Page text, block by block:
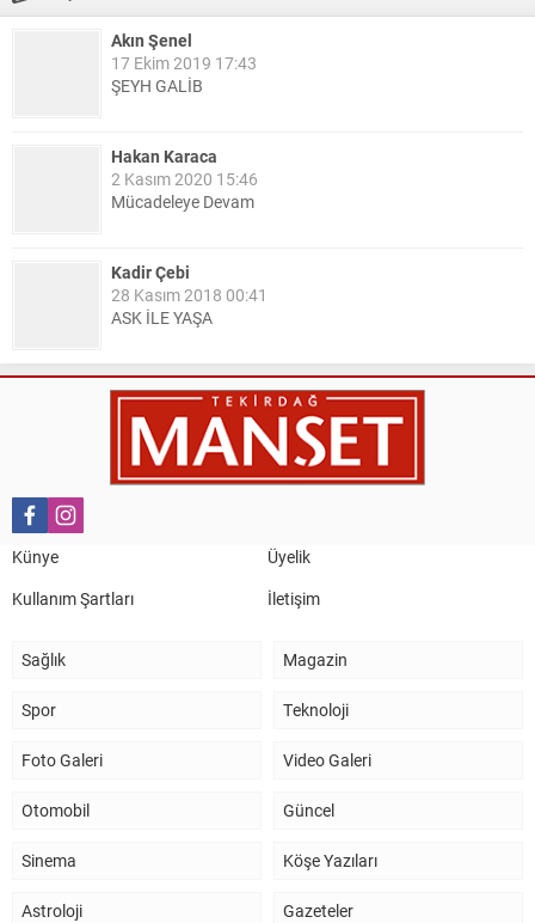
Akın Şenel
17 Ekim 2019 17:43
ŞEYH GALİB
Hakan Karaca
2 Kasım 2020 15:46
Mücadeleye Devam
Kadir Çebi
28 Kasım 2018 00:41
ASK İLE YAŞA
Nail Kazanç
10 Mart 2023 21:36
HAYDİ TEKİRDAĞ MAÇA !!!!
TEKİRDAĞ İL EMNİYET MÜDÜRÜMÜZE HAYIRLI OLSUN
Künye
Üyelik
Kullanım Şartları
İletişim
Sağlık Magazin
Spor Teknoloji
Foto Galeri Video Galeri
Otomobil Güncel
Sinema Köşe Yazıları
Astroloji Gazeteler